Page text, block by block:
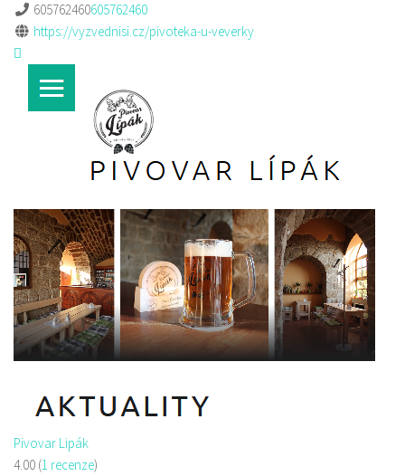
605762460605762460
https://vyzvednisi.cz/pivoteka-u-veverky
Pivovar Lipák
4.00 (1 recenze)